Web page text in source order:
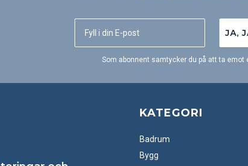
JA,
Som abonnent samtycker du på att ta
KATEGORI
Badrum
Bygg